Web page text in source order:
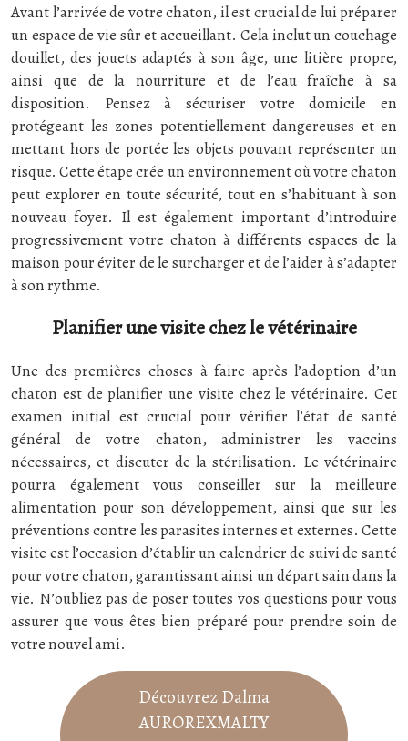
Avant l’arrivée de votre chaton, il est crucial de lui préparer
un espace de vie sûr et accueillant. Cela inclut un couchage
douillet, des jouets adaptés à son âge, une litière propre,
ainsi que de la nourriture et de l’eau fraîche à sa
disposition. Pensez à sécuriser votre domicile en
protégeant les zones potentiellement dangereuses et en
mettant hors de portée les objets pouvant représenter un
risque. Cette étape crée un environnement où votre chaton
peut explorer en toute sécurité, tout en s’habituant à son
nouveau foyer. Il est également important d’introduire
progressivement votre chaton à différents espaces de la
maison pour éviter de le surcharger et de l’aider à s’adapter
à son rythme.
Planifier une visite chez le vétérinaire
Une des premières choses à faire après l’adoption d’un
chaton est de planifier une visite chez le vétérinaire. Cet
examen initial est crucial pour vérifier l’état de santé
général de votre chaton, administrer les vaccins
nécessaires, et discuter de la stérilisation. Le vétérinaire
pourra également vous conseiller sur la meilleure
alimentation pour son développement, ainsi que sur les
préventions contre les parasites internes et externes. Cette
visite est l’occasion d’établir un calendrier de suivi de santé
pour votre chaton, garantissant ainsi un départ sain dans la
vie. N’oubliez pas de poser toutes vos questions pour vous
assurer que vous êtes bien préparé pour prendre soin de
votre nouvel ami.
Découvrez Dalma
AUROREXMALTY